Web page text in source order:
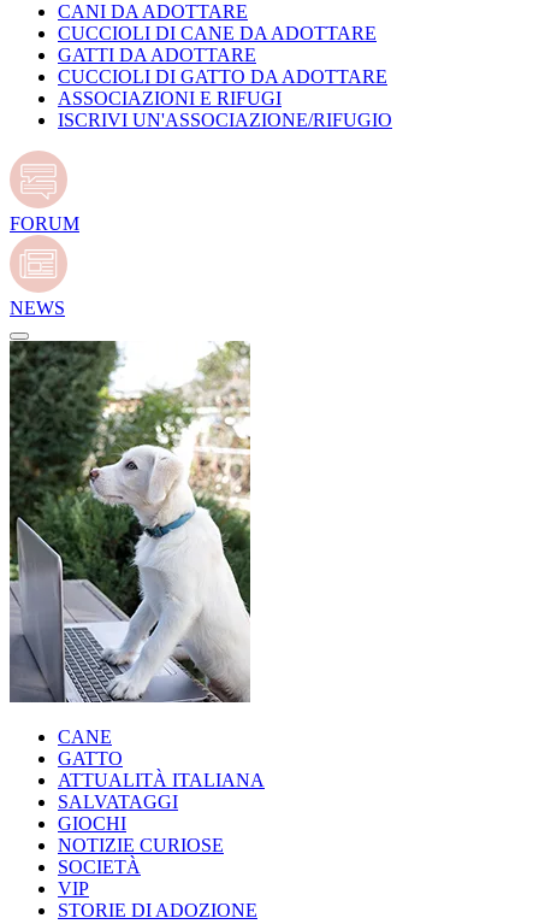
CANI DA ADOTTARE
CUCCIOLI DI CANE DA ADOTTARE
GATTI DA ADOTTARE
CUCCIOLI DI GATTO DA ADOTTARE
ASSOCIAZIONI E RIFUGI
ISCRIVI UN'ASSOCIAZIONE/RIFUGIO
FORUM
NEWS
CANE
GATTO
ATTUALITÀ ITALIANA
SALVATAGGI
GIOCHI
NOTIZIE CURIOSE
SOCIETÀ
VIP
STORIE DI ADOZIONE